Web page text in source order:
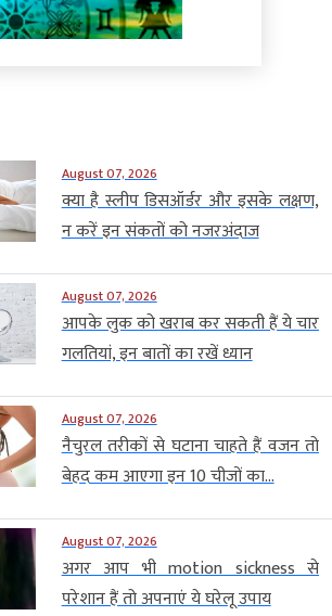
August 07, 2026
क्या है स्लीप डिसऑर्डर और इसके लक्षण,
न करें इन संकतों को नजरअंदाज
August 07, 2026
आपके लुक को खराब कर सकती हैं ये चार
गलतियां, इन बातों का रखें ध्यान
August 07, 2026
नैचुरल तरीकों से घटाना चाहते हैं वजन तो
बेहद कम आएगा इन 10 चीजों का...
August 07, 2026
अगर आप भी motion sickness से
परेशान हैं तो अपनाएं ये घरेलू उपाय